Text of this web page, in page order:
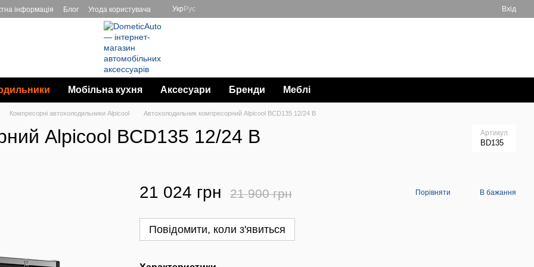
інформація Блог Угода користувача Укр Рус Вхід
Мобільна кухня Аксесуари Бренди Меблі
Компресорні автохолодильники Alpicool Автохолодильник компресорний Alpicool BCD135 12/24 В
Alpicool BCD135 12/24 В Артикул
BD135
21 024 грн 21 900 грн Порівняти В бажання
Повідомити, коли з'явиться